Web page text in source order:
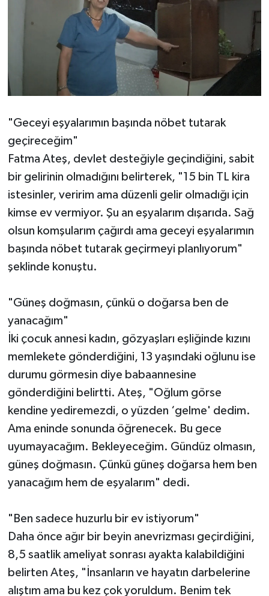
"Geceyi eşyalarımın başında nöbet tutarak
geçireceğim"
Fatma Ateş, devlet desteğiyle geçindiğini, sabit
bir gelirinin olmadığını belirterek, "15 bin TL kira
istesinler, veririm ama düzenli gelir olmadığı için
kimse ev vermiyor. Şu an eşyalarım dışarıda. Sağ
olsun komşularım çağırdı ama geceyi eşyalarımın
başında nöbet tutarak geçirmeyi planlıyorum"
şeklinde konuştu.
"Güneş doğmasın, çünkü o doğarsa ben de
yanacağım"
İki çocuk annesi kadın, gözyaşları eşliğinde kızını
memlekete gönderdiğini, 13 yaşındaki oğlunu ise
durumu görmesin diye babaannesine
gönderdiğini belirtti. Ateş, "Oğlum görse
kendine yediremezdi, o yüzden ‘gelme' dedim.
Ama eninde sonunda öğrenecek. Bu gece
uyumayacağım. Bekleyeceğim. Gündüz olmasın,
güneş doğmasın. Çünkü güneş doğarsa hem ben
yanacağım hem de eşyalarım" dedi.
"Ben sadece huzurlu bir ev istiyorum"
Daha önce ağır bir beyin anevrizması geçirdiğini,
8,5 saatlik ameliyat sonrası ayakta kalabildiğini
belirten Ateş, "İnsanların ve hayatın darbelerine
alıştım ama bu kez çok yoruldum. Benim tek